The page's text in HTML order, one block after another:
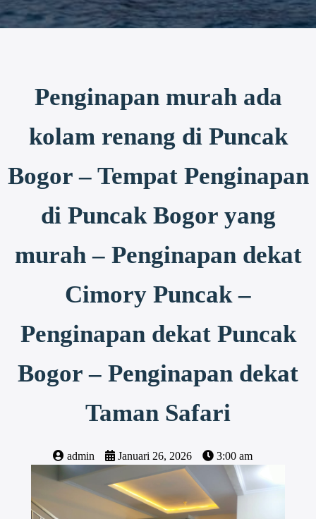
Penginapan murah ada
kolam renang di Puncak
Bogor – Tempat Penginapan
di Puncak Bogor yang
murah – Penginapan dekat
Cimory Puncak –
Penginapan dekat Puncak
Bogor – Penginapan dekat
Taman Safari
admin Januari 26, 2026 3:00 am